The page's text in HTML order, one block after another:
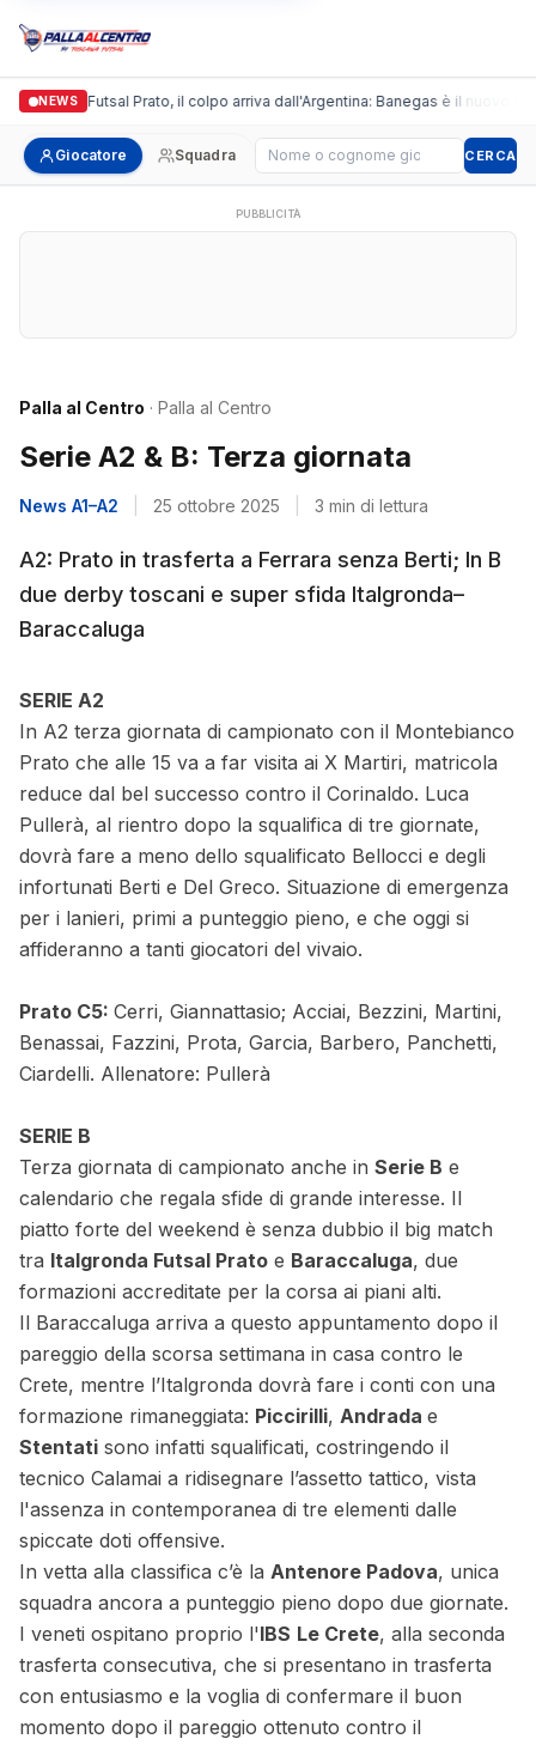
NEWS
Italgronda Futsal Prato, il colpo arriva dall'Argentina: Banegas è il nuovo
Giocatore Squadra Cerca giocatore CERCA
PUBBLICITÀ
Palla al Centro · Palla al Centro
Serie A2 & B: Terza giornata
News A1–A2 25 ottobre 2025 3 min di lettura
A2: Prato in trasferta a Ferrara senza Berti; In B
due derby toscani e super sfida Italgronda–
Baraccaluga
SERIE A2
In A2 terza giornata di campionato con il Montebianco
Prato che alle 15 va a far visita ai X Martiri, matricola
reduce dal bel successo contro il Corinaldo. Luca
Pullerà, al rientro dopo la squalifica di tre giornate,
dovrà fare a meno dello squalificato Bellocci e degli
infortunati Berti e Del Greco. Situazione di emergenza
per i lanieri, primi a punteggio pieno, e che oggi si
affideranno a tanti giocatori del vivaio.
Prato C5: Cerri, Giannattasio; Acciai, Bezzini, Martini,
Benassai, Fazzini, Prota, Garcia, Barbero, Panchetti,
Ciardelli. Allenatore: Pullerà
SERIE B
Terza giornata di campionato anche in Serie B e
calendario che regala sfide di grande interesse. Il
piatto forte del weekend è senza dubbio il big match
tra Italgronda Futsal Prato e Baraccaluga, due
formazioni accreditate per la corsa ai piani alti.
Il Baraccaluga arriva a questo appuntamento dopo il
pareggio della scorsa settimana in casa contro le
Crete, mentre l’Italgronda dovrà fare i conti con una
formazione rimaneggiata: Piccirilli, Andrada e
Stentati sono infatti squalificati, costringendo il
tecnico Calamai a ridisegnare l’assetto tattico, vista
l'assenza in contemporanea di tre elementi dalle
spiccate doti offensive.
In vetta alla classifica c’è la Antenore Padova, unica
squadra ancora a punteggio pieno dopo due giornate.
I veneti ospitano proprio l'IBS Le Crete, alla seconda
trasferta consecutiva, che si presentano in trasferta
con entusiasmo e la voglia di confermare il buon
momento dopo il pareggio ottenuto contro il